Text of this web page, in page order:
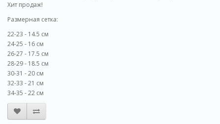
Хит продаж!
Размерная сетка:
22-23 - 14.5 см
24-25 - 16 см
26-27 - 17.5 см
28-29 - 18.5 см
30-31 - 20 см
32-33 - 21 см
34-35 - 22 см